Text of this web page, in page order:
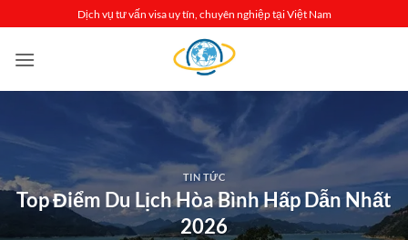
qua
nội
Dịch vụ tư vấn visa uy tín, chuyên nghiệp tại Việt Nam
TIN TỨC
Top Điểm Du Lịch Hòa Bình Hấp Dẫn Nhất
2026